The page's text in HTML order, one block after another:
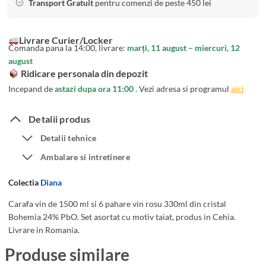
i
C
a
r
f
C
r
s
t
a
l
o
S
t
6
a
r
i
n
R
o
s
Transport Gratuit pentru comenzi de peste 450 lei
Livrare Curier/Locker
Comanda pana la 14:00, livrare: marți, 11 august – miercuri, 12
august
Ridicare personala din depozit
Incepand deastazi dupa ora 11:00. Vezi adresa si programul aici
Detalii produs
Detalii tehnice
Ambalare si intretinere
Colectia Diana
Carafa vin de 1500 ml si 6 pahare vin rosu 330ml din cristal
Bohemia 24% PbO. Set asortat cu motiv taiat, produs in Cehia.
Livrare in Romania.
Produse similare